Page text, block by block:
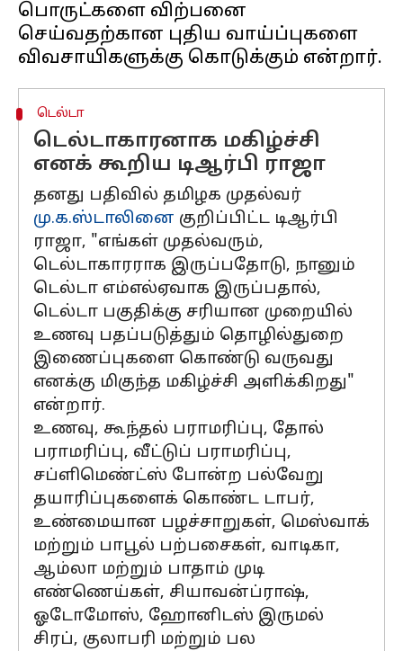
பொருட்களை விற்பனை
செய்வதற்கான புதிய வாய்ப்புகளை
டெல்டா
டெல்டாகாரனாக மகிழ்ச்சி
எனக் கூறிய டிஆர்பி ராஜா
தனது பதிவில் தமிழக முதல்வர்
மு.க.ஸ்டாலினை குறிப்பிட்ட டிஆர்பி
ராஜா, "எங்கள் முதல்வரும்,
டெல்டாகாரராக இருப்பதோடு, நானும்
டெல்டா எம்எல்ஏவாக இருப்பதால்,
டெல்டா பகுதிக்கு சரியான முறையில்
உணவு பதப்படுத்தும் தொழில்துறை
இணைப்புகளை கொண்டு வருவது
எனக்கு மிகுந்த மகிழ்ச்சி அளிக்கிறது"
என்றார்.
உணவு, கூந்தல் பராமரிப்பு, தோல்
பராமரிப்பு, வீட்டுப் பராமரிப்பு,
சப்ளிமெண்ட்ஸ் போன்ற பல்வேறு
தயாரிப்புகளைக் கொண்ட டாபர்,
உண்மையான பழச்சாறுகள், மெஸ்வாக்
மற்றும் பாபூல் பற்பசைகள், வாடிகா,
ஆம்லா மற்றும் பாதாம் முடி
எண்ணெய்கள், சியாவன்ப்ராஷ்,
ஓடோமோஸ், ஹோனிடஸ் இருமல்
சிரப், குலாபரி மற்றும் பல